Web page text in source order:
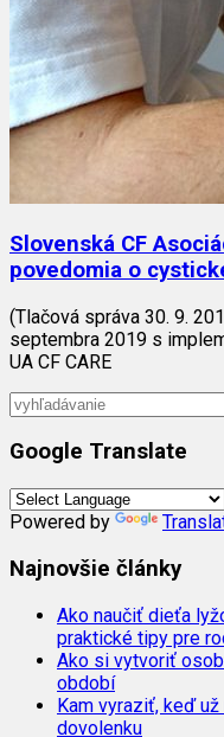
Slovenská CF
povedomia o
(Tlačová správa 30. 9.
septembra 2019 s
UA CF CARE
Google Translate
Powered by
Najnovšie články
Ako naučiť dieťa
praktické tipy pre
Ako si vytvoriť
období
Kam vyraziť, keď už
dovolenku